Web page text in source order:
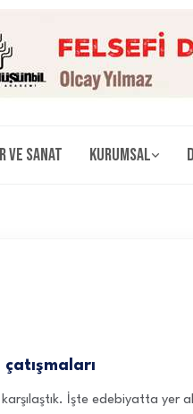
ve Sanat Kurumsal
İşte edebiyatta yer